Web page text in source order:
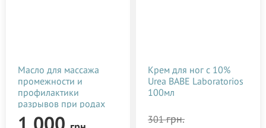
Масло для массажа
промежности и
профилактики
разрывов при родах
Baby Teva Peri Oil 100
Крем для ног с 10%
Urea BABE Laboratorios
100мл
301грн.